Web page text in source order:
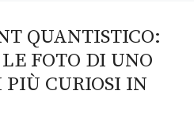
QUANTISTICO:
FOTO DI UNO
CURIOSI IN